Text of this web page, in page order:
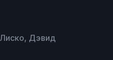
Дэвид